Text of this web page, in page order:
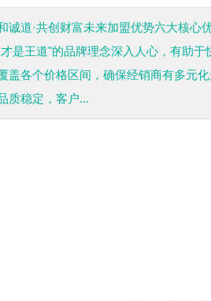
诚道·共创财富未来加盟优势六大核心
王道"的品牌理念深入人心，有助于
盖各个价格区间，确保经销商有多元
质稳定，客户...